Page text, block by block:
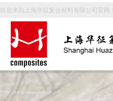
欢迎来到上海华征复合材料有限公司官网！